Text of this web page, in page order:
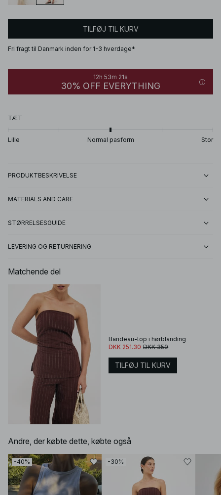
TILFØJ TIL KURV
Fri fragt til Danmark inden for 1-3 hverdage*
12h 53m 21s
30% OFF EVERYTHING
TÆT
Lille Normal pasform Stor
PRODUKTBESKRIVELSE
MATERIALS AND CARE
STØRRELSESGUIDE
LEVERING OG RETURNERING
Matchende del
Bandeau-top i hørblanding
DKK 251.30 DKK 359
TILFØJ TIL KURV
Andre, der købte dette, købte også
-40% -30%